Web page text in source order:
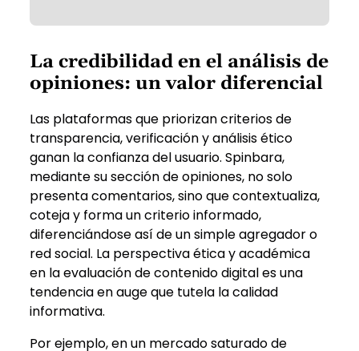
La credibilidad en el análisis de
opiniones: un valor diferencial
Las plataformas que priorizan criterios de
transparencia, verificación y análisis ético
ganan la confianza del usuario. Spinbara,
mediante su sección de opiniones, no solo
presenta comentarios, sino que contextualiza,
coteja y forma un criterio informado,
diferenciándose así de un simple agregador o
red social. La perspectiva ética y académica
en la evaluación de contenido digital es una
tendencia en auge que tutela la calidad
informativa.
Por ejemplo, en un mercado saturado de